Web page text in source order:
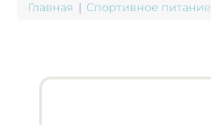
Главная Спортивное питание